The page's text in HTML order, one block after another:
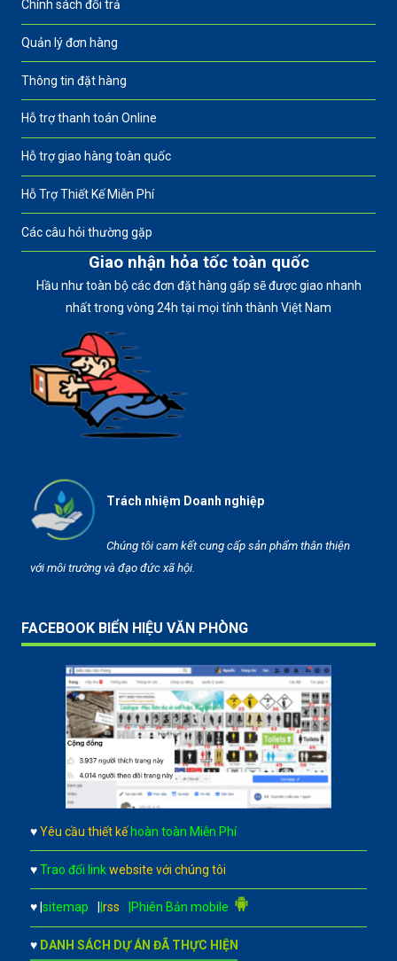
Chính sách đổi trả
Quản lý đơn hàng
Thông tin đặt hàng
Hỗ trợ thanh toán Online
Hỗ trợ giao hàng toàn quốc
Hỗ Trợ Thiết Kế Miễn Phí
Các câu hỏi thường gặp
Giao nhận hỏa tốc toàn quốc
Hầu như toàn bộ các đơn đặt hàng gấp sẽ được giao nhanh
nhất trong vòng 24h tại mọi tỉnh thành Việt Nam
Trách nhiệm Doanh nghiệp
Chúng tôi cam kết cung cấp sản phẩm thân thiện
với môi trường và đạo đức xã hội.
FACEBOOK BIỂN HIỆU VĂN PHÒNG
♥ Yêu cầu thiết kế hoàn toàn Miễn Phí
♥ Trao đổi link website với chúng tôi
♥ |sitemap |rss |Phiên Bản mobile
♥ DANH SÁCH DỰ ÁN ĐÃ THỰC HIỆN